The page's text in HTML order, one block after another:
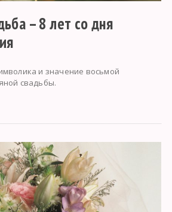
– 8 лет со дня
и значение восьмой
свадьбы.